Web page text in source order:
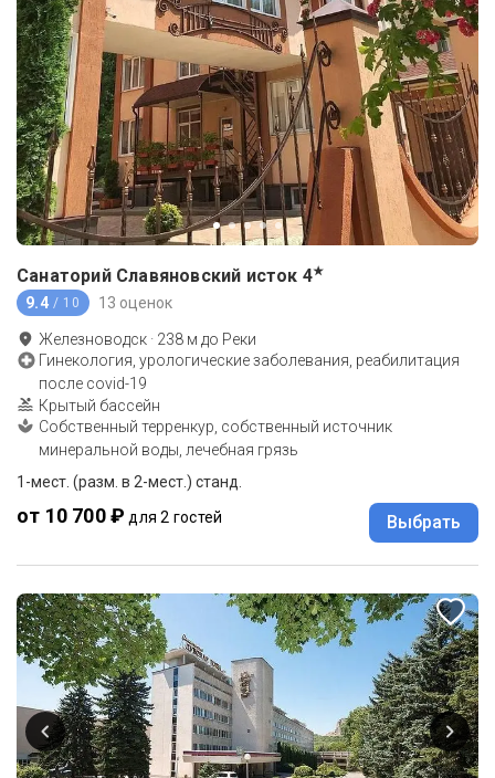
Санаторий Славяновский исток 4★
9.4 / 10 13 оценок
Железноводск · 238 м до Реки
Гинекология, урологические заболевания, реабилитация
после covid-19
Крытый бассейн
Собственный терренкур, собственный источник
минеральной воды, лечебная грязь
1-мест. (разм. в 2-мест.) станд.
от 10 700 ₽ для 2 гостей Выбрать